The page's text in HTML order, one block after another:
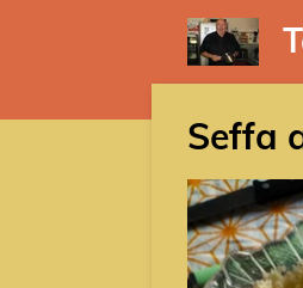
principal
Seffa